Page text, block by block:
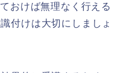
おけば無理なく行える
付けは大切にしましょ